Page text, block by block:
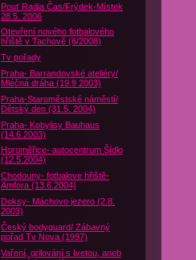
Pouť Radia Čas/Frýdek-Místek
28.5. 2006
Otevření nového fotbalového
hřiště v Tachově (6/2008)
Tv pořady
Praha- Barrandovské ateliéry/
Mléčná dráha (19.9 2003)
Praha-Staroměstské náměstí/
Dětský den (31.5. 2004)
Praha- Kobylisy Bauhaus
(14.6.2003)
Horoměřice- autocentrum Šídlo
(12.5.2004)
Chodouny- fotbalove hřiště-
Amfora (13.6.2004)
Doksy- Máchovo jezero (2.8.
2003)
Český bodyguard/ Zábavný
pořad Tv Nova (1997)
Vaření, grilování s Ivetou, aneb